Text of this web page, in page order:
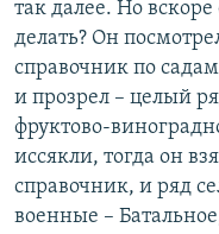
так далее. Но
делать? Он
справочник по
и прозрел – целый
фруктово-
иссякли, тогда он
справочник, и ряд
военные –